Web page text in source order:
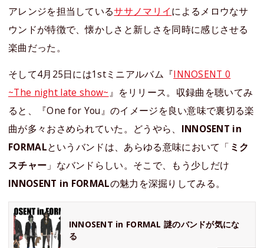
アレンジを担当しているササノマリイによるメロウなサ
ウンドが特徴で、懐かしさと新しさを同時に感じさせる
楽曲だった。
そして4月25日には1stミニアルバム『INNOSENT 0
~The night late show~』をリリース。収録曲を聴いてみ
ると、『One for You』のイメージを良い意味で裏切る楽
曲が多々おさめられていた。どうやら、 INNOSENT in
FORMALというバンドは、あらゆる意味において「 ミク
スチャー 」なバンドらしい。そこで、もう少しだけ
INNOSENT in FORMALの魅力を深掘りしてみる。
INNOSENT in FORMAL 謎のバンドが気にな
る